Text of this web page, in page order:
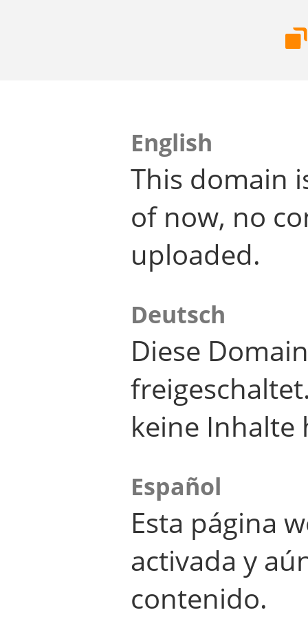
English
This domain
of now, no
uploaded.
Deutsch
Diese
keine Inhalte
Español
Esta página
activada y
contenido.